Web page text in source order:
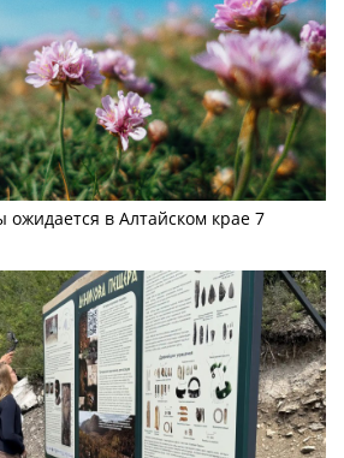
ожидается в Алтайском крае 7